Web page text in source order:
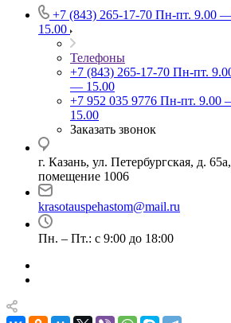
+7 (843) 265-17-70 Пн-пт. 9.00
15.00
Телефоны
+7 (843) 265-17-70 Пн-пт.
— 15.00
+7 952 035 9776 Пн-пт. 9.00
15.00
Заказать звонок
г. Казань, ул. Петербургская, д.
помещение 1006
krasotauspehastom@mail.ru
Пн. – Пт.: с 9:00 до 18:00